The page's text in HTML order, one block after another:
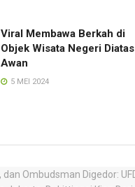
Viral Membawa Berkah di
Objek Wisata Negeri Diatas
Awan
5 MEI 2024